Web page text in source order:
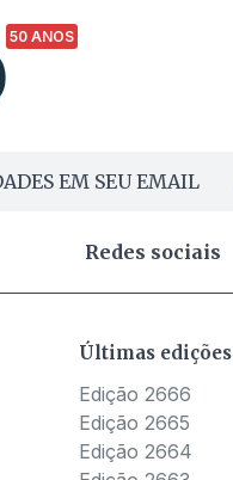
50 ANOS
EM SEU EMAIL
Redes sociais
Últimas edições
Edição 2666
Edição 2665
Edição 2664